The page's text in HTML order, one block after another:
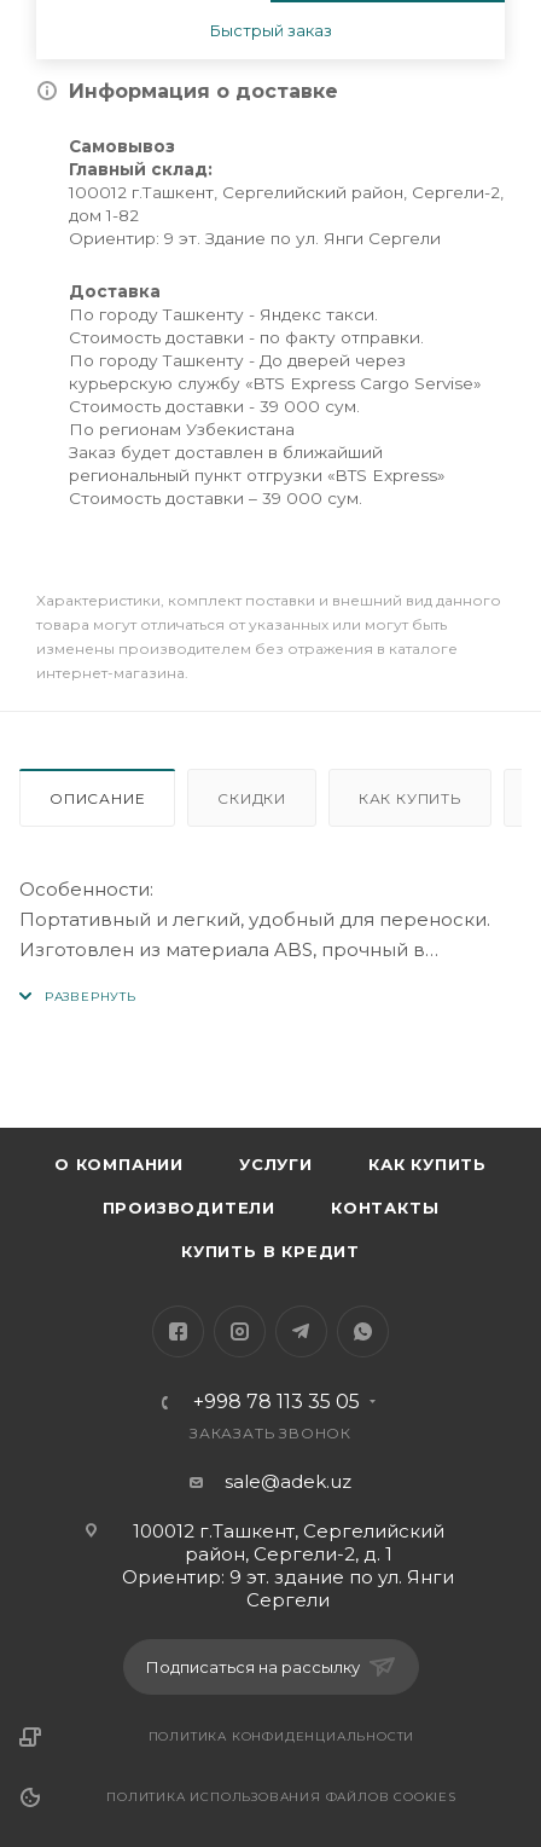
Быстрый заказ
Информация о доставке
Самовывоз
Главный склад:
100012 г.Ташкент, Сергелийский район, Сергели-2,
дом 1-82
Ориентир: 9 эт. Здание по ул. Янги Сергели
Доставка
По городу Ташкенту - Яндекс такси.
Стоимость доставки - по факту отправки.
По городу Ташкенту - До дверей через
курьерскую службу «BTS Express Cargo Servise»
Стоимость доставки - 39 000 сум.
По регионам Узбекистана
Заказ будет доставлен в ближайший
региональный пункт отгрузки «BTS Express»
Стоимость доставки – 39 000 сум.
Xарактеристики, комплект поставки и внешний вид данного
товара могут отличаться от указанных или могут быть
изменены производителем без отражения в каталоге
интернет-магазина.
ОПИСАНИЕ СКИДКИ КАК КУПИТЬ
Особенности:
Портативный и легкий, удобный для переноски.
Изготовлен из материала ABS, прочный в
Материал корпуса: ABS
Количество: 1 шт
использовании
Размер: 1,9 см x 1,8 см x 0,8 см/0,75 "x 0,71" x 0,31 "
экрана цвет элемента может немного отличаться
от изображения.Пожалуйста, позвольте небольшую
измерений.Включает в 1 x OTG конвертер Type-C
О КОМПАНИИ УСЛУГИ КАК КУПИТЬ
ПРОИЗВОДИТЕЛИ КОНТАКТЫ
КУПИТЬ В КРЕДИТ
+998 78 113 35 05
ЗАКАЗАТЬ ЗВОНОК
sale@adek.uz
100012 г.Ташкент, Сергелийский
район, Сергели-2, д. 1
Ориентир: 9 эт. здание по ул. Янги
Сергели
Подписаться на рассылку
ПОЛИТИКА КОНФИДЕНЦИАЛЬНОСТИ
ПОЛИТИКА ИСПОЛЬЗОВАНИЯ ФАЙЛОВ COOKIES